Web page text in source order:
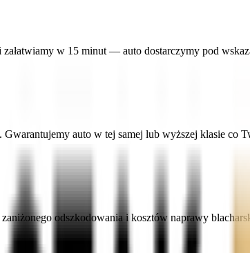
w 15 minut — auto dostarczymy pod
auto w tej samej lub wyższej klasie co
odszkodowania i kosztów naprawy